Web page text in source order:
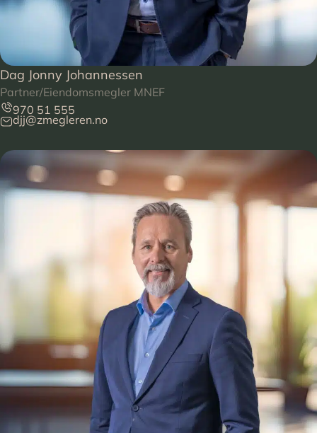
Dag Jonny Johannessen
Partner/Eiendomsmegler MNEF
970 51 555
djj@zmegleren.no